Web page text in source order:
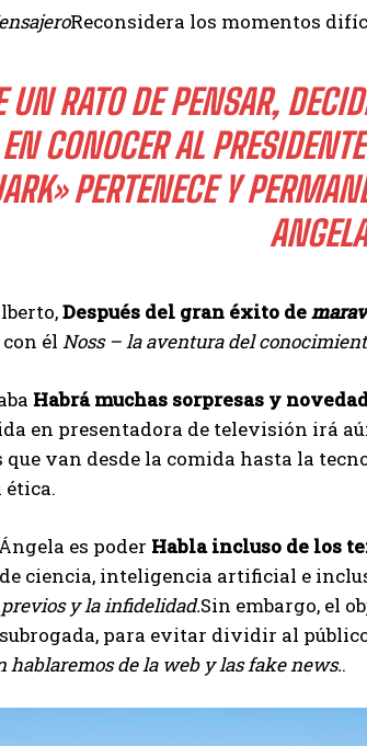
Reconsidera los momentos
UN RATO DE PENSAR,
CONOCER AL
PERTENECE Y
Después del gran éxito de
él Noss – la aventura del
Habrá muchas sorpresas y
en presentadora de televisión irá
que van desde la comida hasta la
es poder Habla incluso de los
ciencia, inteligencia artificial e
previos y la infidelidad.Sin embargo, el
para evitar dividir al
hablaremos de la web y las fake news..